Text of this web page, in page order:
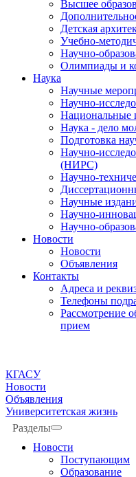
Высшее
Детская
Учебно-
Научно-
Олимпиады и
Наука
Научные
Научно-
Национальные
Наука - дело
Подготовка
Научно-
(НИРС)
Научно-
Научные
Научно-
Научно-
Новости
Новости
Объявления
Контакты
Адреса и
Телефоны
Рассмотрение
прием
КГАСУ
Новости
Объявления
Университетская жизнь
Разделы
Новости
Поступающим
Образование